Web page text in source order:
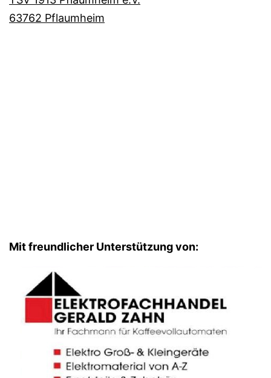
63762 Pflaumheim
Mit freundlicher Unterstützung von: